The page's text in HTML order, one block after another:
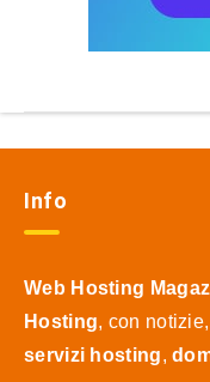
Info
Web Hosting
Hosting, con
servizi hosting,